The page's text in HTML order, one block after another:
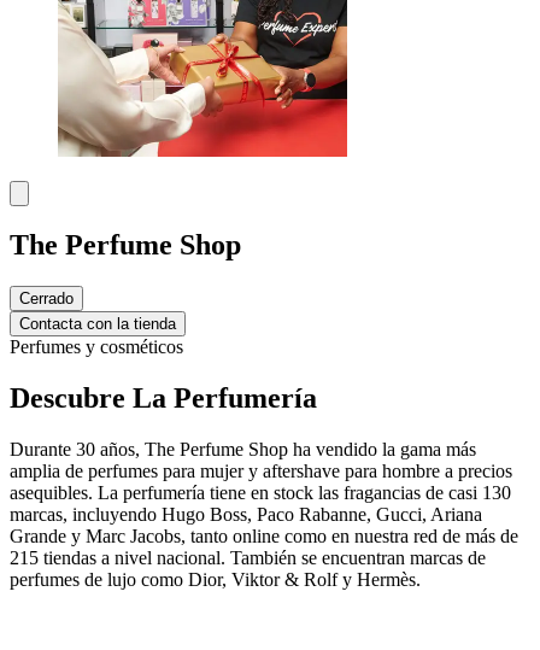
The Perfume Shop
Cerrado
Contacta con la tienda
Perfumes y cosméticos
Descubre La Perfumería
Durante 30 años, The Perfume Shop ha vendido la gama más
amplia de perfumes para mujer y aftershave para hombre a precios
asequibles. La perfumería tiene en stock las fragancias de casi 130
marcas, incluyendo Hugo Boss, Paco Rabanne, Gucci, Ariana
Grande y Marc Jacobs, tanto online como en nuestra red de más de
215 tiendas a nivel nacional. También se encuentran marcas de
perfumes de lujo como Dior, Viktor & Rolf y Hermès.